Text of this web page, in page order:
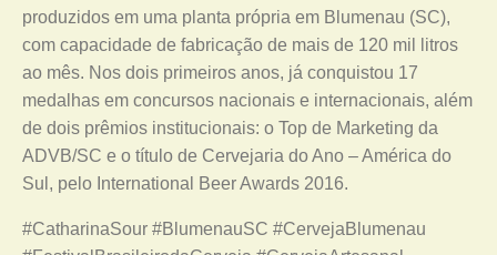
produzidos em uma planta própria em Blumenau (SC),
com capacidade de fabricação de mais de 120 mil litros
ao mês. Nos dois primeiros anos, já conquistou 17
medalhas em concursos nacionais e internacionais, além
de dois prêmios institucionais: o Top de Marketing da
ADVB/SC e o título de Cervejaria do Ano – América do
Sul, pelo International Beer Awards 2016.
#CatharinaSour #BlumenauSC #CervejaBlumenau